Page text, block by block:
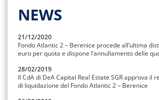
NEWS
21/12/2020
Fondo Atlantic 2 – Berenice procede all’ultima
euro per quota e dispone l’annullamento delle
28/02/2019
Il CdA di DeA Capital Real Estate SGR approva il
di liquidazione del Fondo Atlantic 2 – Berenice